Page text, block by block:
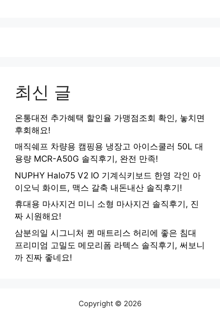
최신 글
온통대전 추가혜택 할인율 가맹점조회 확인, 놓치면
후회해요!
매직쉐프 차량용 캠핑용 냉장고 아이스쿨러 50L 대
용량 MCR-A50G 솔직후기, 완전 만족!
NUPHY Halo75 V2 IO 기계식키보드 한영 각인 아
이오닉 화이트, 맥스 갈축 내돈내산 솔직후기!
휴대용 마사지건 미니 소형 마사지건 솔직후기, 진
짜 시원해요!
삼분의일 시그니처 퀸 매트리스 허리에 좋은 침대
프리미엄 고밀도 메모리폼 라텍스 솔직후기, 써보니
까 진짜 좋네요!
Copyright © 2026